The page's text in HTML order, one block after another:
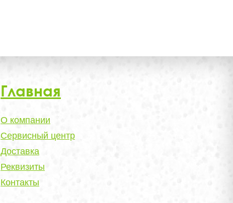
Главная
О компании
Сервисный центр
Доставка
Реквизиты
Контакты